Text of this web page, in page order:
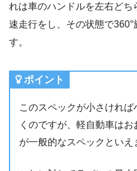
れは車のハンドルを左右ど
速走行をし、その状態で
す。
ポイント
このスペックが小さけれ
くのですが、軽自動車は
が一般的なスペックといえ